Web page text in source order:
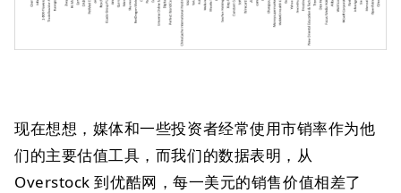
现在想想，媒体和一些投资者经常使用市销率作为他
们的主要估值工具，而我们的数据表明，从
Overstock 到优酷网，每一美元的销售价值相差了